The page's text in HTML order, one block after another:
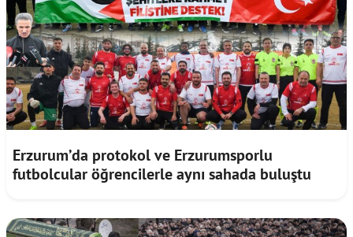
Erzurum’da protokol ve Erzurumsporlu
futbolcular öğrencilerle aynı sahada buluştu